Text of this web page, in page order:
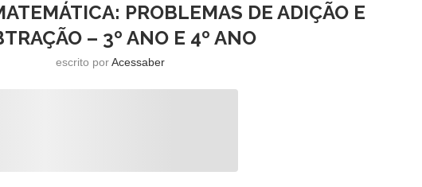
PROBLEMAS DE ADIÇÃO E
– 3º ANO E 4º ANO
escrito porAcessaber